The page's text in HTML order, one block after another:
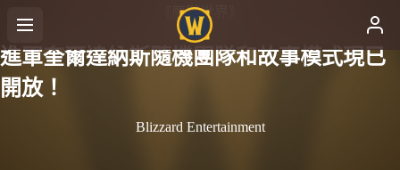
《魔獸世界》
進軍奎爾達納斯隨機團隊和故事模式現已
開放！
Blizzard Entertainment